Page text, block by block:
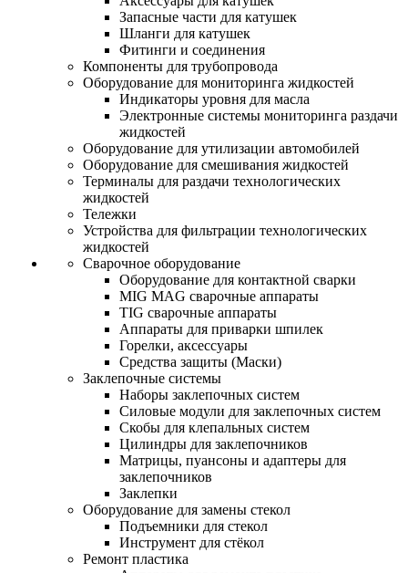
Запасные части для катушек
Шланги для катушек
Фитинги и соединения
Компоненты для трубопровода
Оборудование для мониторинга жидкостей
Индикаторы уровня для масла
Электронные системы мониторинга раздачи
жидкостей
Оборудование для утилизации автомобилей
Оборудование для смешивания жидкостей
Терминалы для раздачи технологических
жидкостей
Тележки
Устройства для фильтрации технологических
жидкостей
Сварочное оборудование
Оборудование для контактной сварки
MIG MAG сварочные аппараты
TIG сварочные аппараты
Аппараты для приварки шпилек
Горелки, аксессуары
Средства защиты (Маски)
Заклепочные системы
Наборы заклепочных систем
Силовые модули для заклепочных систем
Скобы для клепальных систем
Цилиндры для заклепочников
Матрицы, пуансоны и адаптеры для
заклепочников
Заклепки
Оборудование для замены стекол
Подъемники для стекол
Инструмент для стёкол
Ремонт пластика